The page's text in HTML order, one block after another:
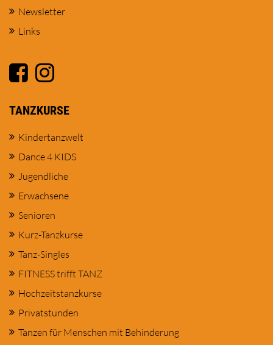
Newsletter
Links
TANZKURSE
Kindertanzwelt
Dance 4 KIDS
Jugendliche
Erwachsene
Senioren
Kurz-Tanzkurse
Tanz-Singles
FITNESS trifft TANZ
Hochzeitstanzkurse
Privatstunden
Tanzen für Menschen mit Behinderung